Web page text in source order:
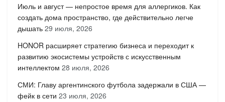
Июль и август — непростое время для аллергиков. Как
создать дома пространство, где действительно легче
дышать 29 июля, 2026
HONOR расширяет стратегию бизнеса и переходит к
развитию экосистемы устройств с искусственным
интеллектом 28 июля, 2026
СМИ: Главу аргентинского футбола задержали в США —
фейк в сети 23 июля, 2026